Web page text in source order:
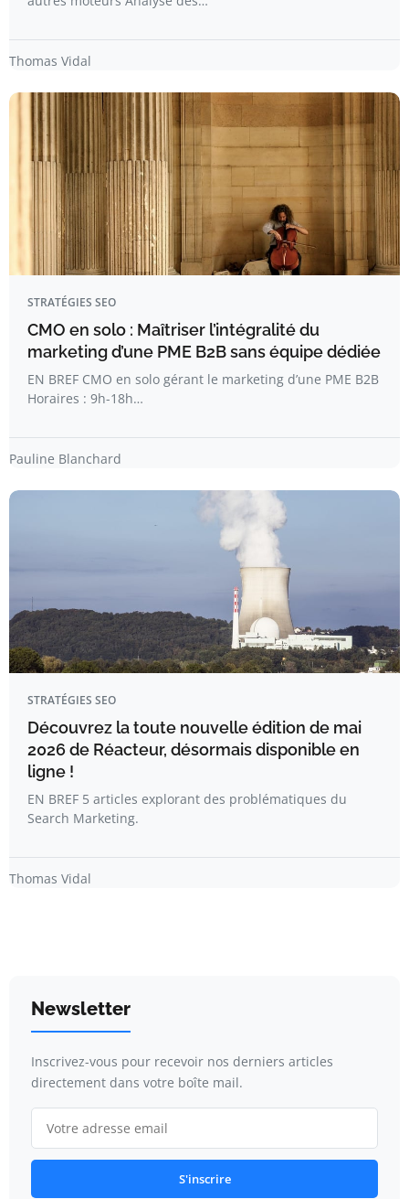
Thomas Vidal
STRATÉGIES SEO
CMO en solo : Maîtriser l’intégralité du
marketing d’une PME B2B sans équipe dédiée
EN BREF CMO en solo gérant le marketing d’une PME B2B
Horaires : 9h-18h…
Pauline Blanchard
STRATÉGIES SEO
Découvrez la toute nouvelle édition de mai
2026 de Réacteur, désormais disponible en
ligne !
EN BREF 5 articles explorant des problématiques du
Search Marketing.
Thomas Vidal
Newsletter
Inscrivez-vous pour recevoir nos derniers articles
directement dans votre boîte mail.
S'inscrire